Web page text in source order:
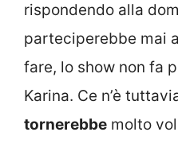
rispondendo alla
parteciperebbe mai
fare, lo show non fa
Karina. Ce n’è
tornerebbe molto